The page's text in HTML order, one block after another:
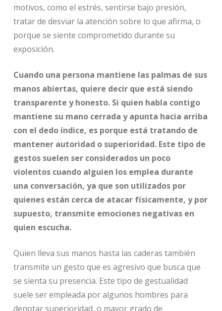
motivos, como el estrés, sentirse bajo presión,
tratar de desviar la atención sobre lo que afirma, o
porque se siente comprometido durante su
exposición.
Cuando una persona mantiene las palmas de sus
manos abiertas, quiere decir que está siendo
transparente y honesto. Si quien habla contigo
mantiene su mano cerrada y apunta hacia arriba
con el dedo índice, es porque está tratando de
mantener autoridad o superioridad. Este tipo de
gestos suelen ser considerados un poco
violentos cuando alguien los emplea durante
una conversación, ya que son utilizados por
quienes están cerca de atacar físicamente, y por
supuesto, transmite emociones negativas en
quien escucha.
Quien lleva sus manos hasta las caderas también
transmite un gesto que es agresivo que busca que
se sienta su presencia. Este tipo de gestualidad
suele ser empleada por algunos hombres para
denotar superioridad, o mayor grado de